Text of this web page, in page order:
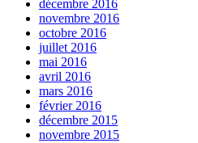
décembre 2016
novembre 2016
octobre 2016
juillet 2016
mai 2016
avril 2016
mars 2016
février 2016
décembre 2015
novembre 2015